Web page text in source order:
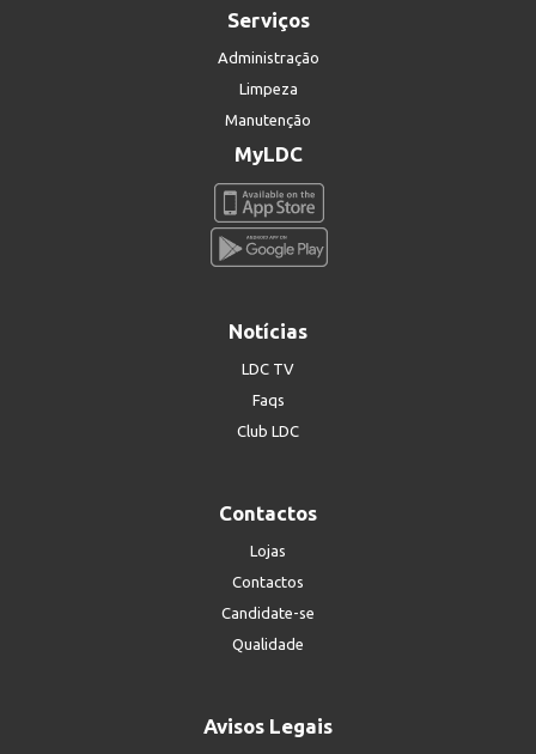
Serviços
Administração
Limpeza
Manutenção
MyLDC
Notícias
LDC TV
Faqs
Club LDC
Contactos
Lojas
Contactos
Candidate-se
Qualidade
Avisos Legais